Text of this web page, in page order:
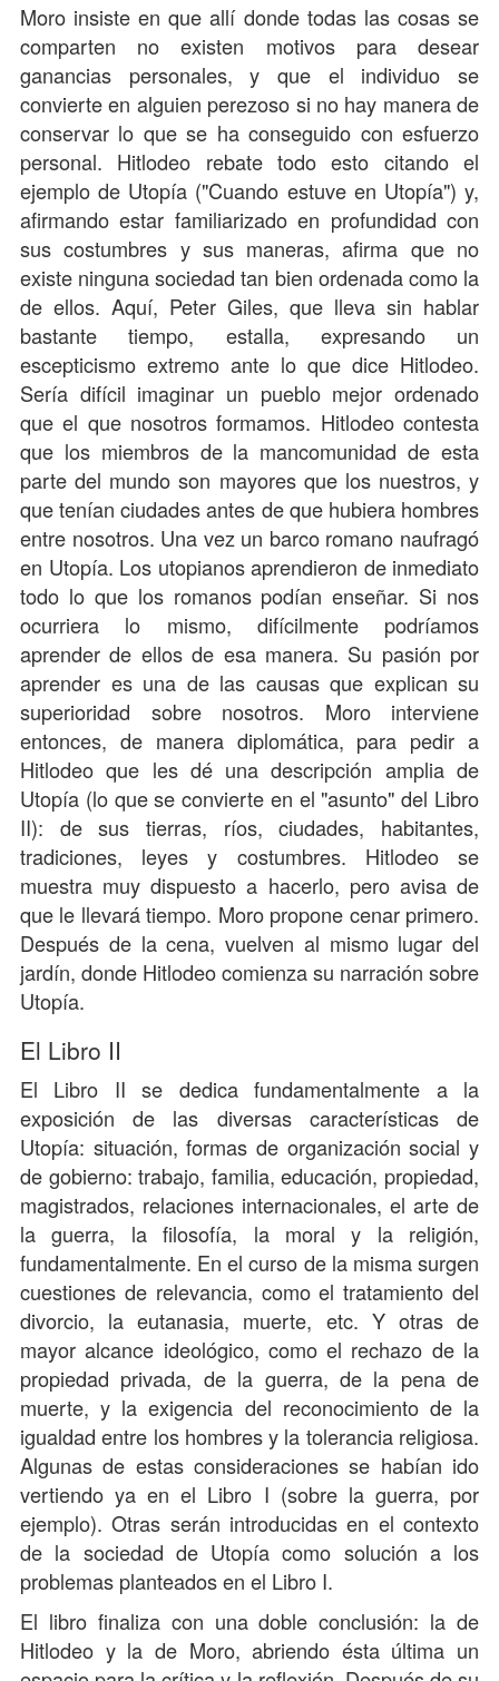
Moro insiste en que allí donde todas las cosas se
comparten no existen motivos para desear
ganancias personales, y que el individuo se
convierte en alguien perezoso si no hay manera de
conservar lo que se ha conseguido con esfuerzo
personal. Hitlodeo rebate todo esto citando el
ejemplo de Utopía ("Cuando estuve en Utopía") y,
afirmando estar familiarizado en profundidad con
sus costumbres y sus maneras, afirma que no
existe ninguna sociedad tan bien ordenada como la
de ellos. Aquí, Peter Giles, que lleva sin hablar
bastante tiempo, estalla, expresando un
escepticismo extremo ante lo que dice Hitlodeo.
Sería difícil imaginar un pueblo mejor ordenado
que el que nosotros formamos. Hitlodeo contesta
que los miembros de la mancomunidad de esta
parte del mundo son mayores que los nuestros, y
que tenían ciudades antes de que hubiera hombres
entre nosotros. Una vez un barco romano naufragó
en Utopía. Los utopianos aprendieron de inmediato
todo lo que los romanos podían enseñar. Si nos
ocurriera lo mismo, difícilmente podríamos
aprender de ellos de esa manera. Su pasión por
aprender es una de las causas que explican su
superioridad sobre nosotros. Moro interviene
entonces, de manera diplomática, para pedir a
Hitlodeo que les dé una descripción amplia de
Utopía (lo que se convierte en el "asunto" del Libro
II): de sus tierras, ríos, ciudades, habitantes,
tradiciones, leyes y costumbres. Hitlodeo se
muestra muy dispuesto a hacerlo, pero avisa de
que le llevará tiempo. Moro propone cenar primero.
Después de la cena, vuelven al mismo lugar del
jardín, donde Hitlodeo comienza su narración sobre
Utopía.
El Libro II
El Libro II se dedica fundamentalmente a la
exposición de las diversas características de
Utopía: situación, formas de organización social y
de gobierno: trabajo, familia, educación, propiedad,
magistrados, relaciones internacionales, el arte de
la guerra, la filosofía, la moral y la religión,
fundamentalmente. En el curso de la misma surgen
cuestiones de relevancia, como el tratamiento del
divorcio, la eutanasia, muerte, etc. Y otras de
mayor alcance ideológico, como el rechazo de la
propiedad privada, de la guerra, de la pena de
muerte, y la exigencia del reconocimiento de la
igualdad entre los hombres y la tolerancia religiosa.
Algunas de estas consideraciones se habían ido
vertiendo ya en el Libro I (sobre la guerra, por
ejemplo). Otras serán introducidas en el contexto
de la sociedad de Utopía como solución a los
problemas planteados en el Libro I.
El libro finaliza con una doble conclusión: la de
Hitlodeo y la de Moro, abriendo ésta última un